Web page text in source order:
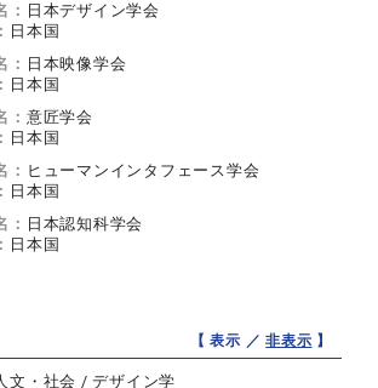
： 日本デザイン学会
日本国
： 日本映像学会
日本国
： 意匠学会
日本国
： ヒューマンインタフェース学会
日本国
： 日本認知科学会
日本国
【 表示 ／非表示 】
文・社会 / デザイン学